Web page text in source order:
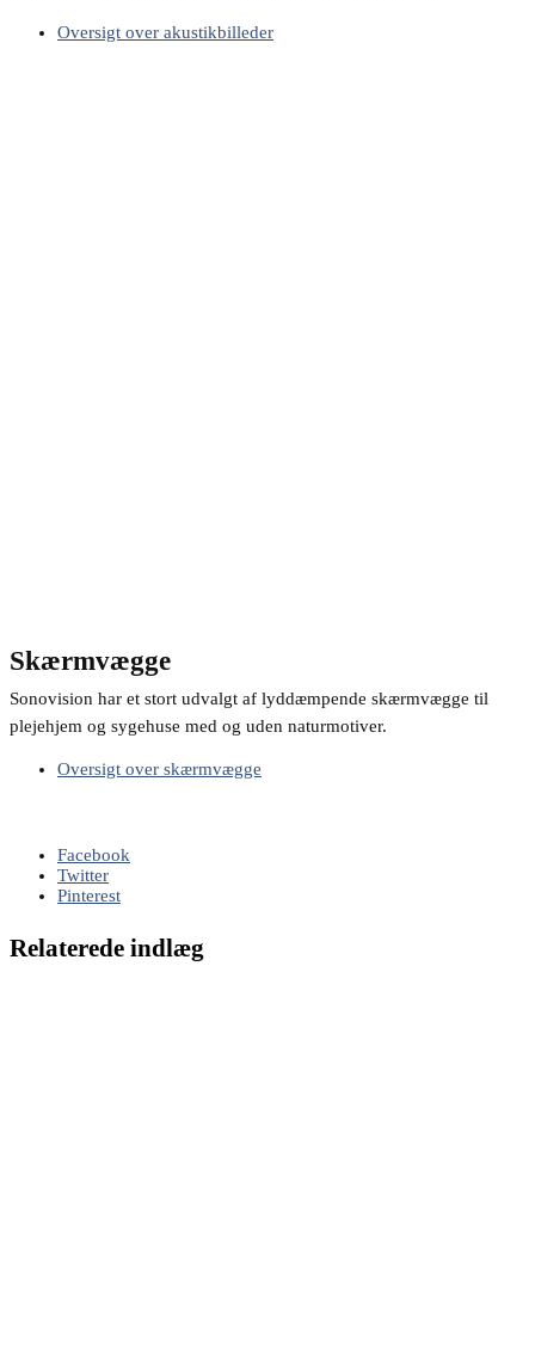
Oversigt over akustikbilleder
Skærmvægge
Sonovision har et stort udvalgt af lyddæmpende skærmvægge til
plejehjem og sygehuse med og uden naturmotiver.
Oversigt over skærmvægge
Facebook
Twitter
Pinterest
Relaterede indlæg